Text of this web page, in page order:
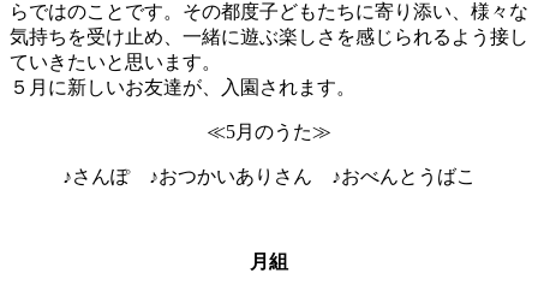
らではのことです。その都度子どもたちに寄り添い、様々な
気持ちを受け止め、一緒に遊ぶ楽しさを感じられるよう接し
ていきたいと思います。
５月に新しいお友達が、入園されます。
≪5月のうた≫
♪さんぽ ♪おつかいありさん ♪おべんとうばこ
月組